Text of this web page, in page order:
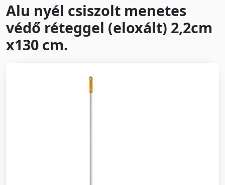
Alu nyél csiszolt menetes
védő réteggel (eloxált) 2,2cm
x130 cm.